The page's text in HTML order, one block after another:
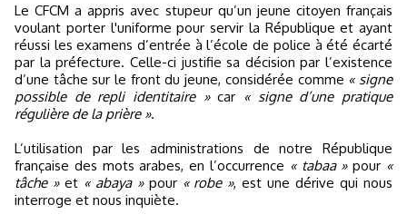
Le CFCM a appris avec stupeur qu’un jeune citoyen français
voulant porter l'uniforme pour servir la République et ayant
réussi les examens d’entrée à l’école de police à été écarté
par la préfecture. Celle-ci justifie sa décision par l’existence
d’une tâche sur le front du jeune, considérée comme « signe
possible de repli identitaire »car « signe d’une pratique
régulière de la prière ».
L’utilisation par les administrations de notre République
française des mots arabes, en l’occurrence « tabaa »pour «
tâche »et « abaya »pour « robe », est une dérive qui nous
interroge et nous inquiète.